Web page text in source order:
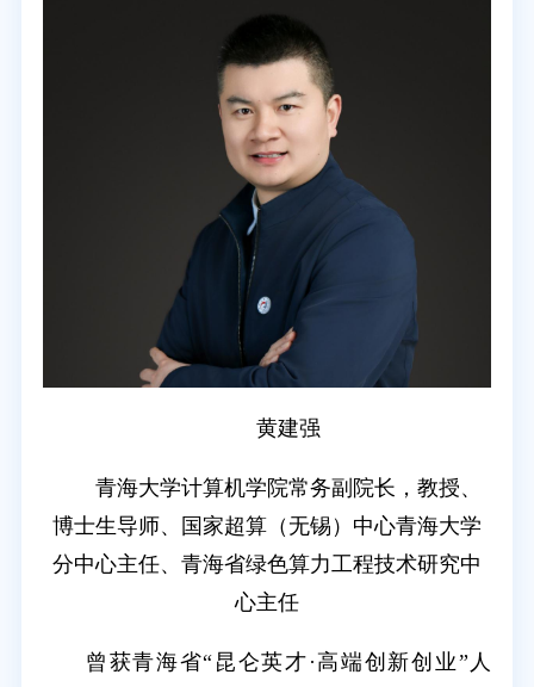
黄建强
青海大学计算机学院常务副院长，教授、
博士生导师、国家超算（无锡）中心青海大学
分中心主任、青海省绿色算力工程技术研究中
心主任
曾获青海省“昆仑英才·高端创新创业”人